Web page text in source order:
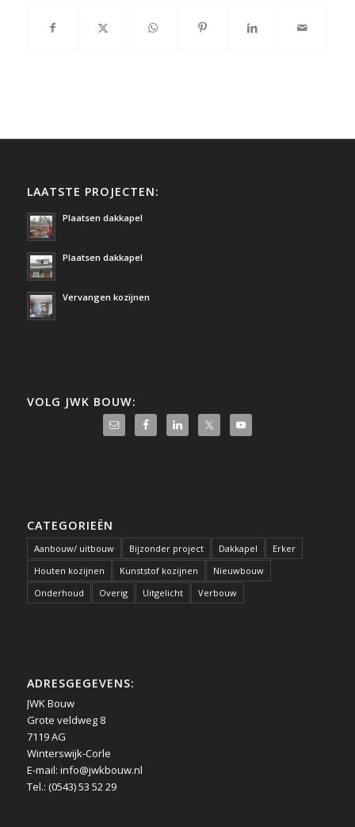
LAATSTE PROJECTEN:
Plaatsen dakkapel
Plaatsen dakkapel
Vervangen kozijnen
VOLG JWK BOUW:
CATEGORIEËN
Aanbouw/ uitbouw Bijzonder project Dakkapel
Erker
Houten kozijnen
Kunststof kozijnen
Nieuwbouw
Onderhoud
Overig Uitgelicht Verbouw
ADRESGEGEVENS:
JWK Bouw
Grote veldweg 8
7119 AG
Winterswijk-Corle
E-mail: info@jwkbouw.nl
Tel.: (0543) 53 52 29